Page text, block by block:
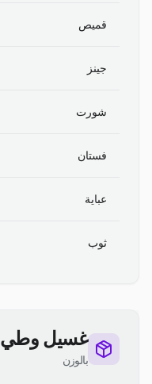
قميص
جينز
شورت
فستان
عباية
ثوب
غسيل وطي
بالوزن